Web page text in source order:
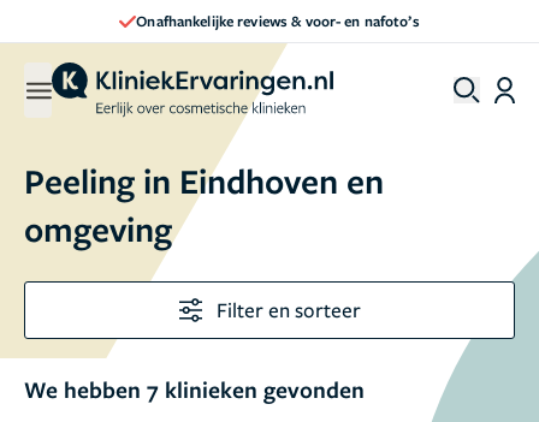
Onafhankelijke reviews & voor- en nafoto’s
Peeling in Eindhoven en
omgeving
Filter en sorteer
We hebben 7 klinieken gevonden